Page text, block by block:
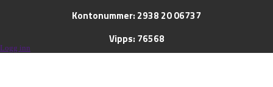
Kontonummer: 2938 20 06737
Vipps: 76568
Logg inn